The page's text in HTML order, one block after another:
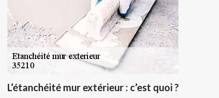
L’étanchéité mur extérieur : c’est quoi ?